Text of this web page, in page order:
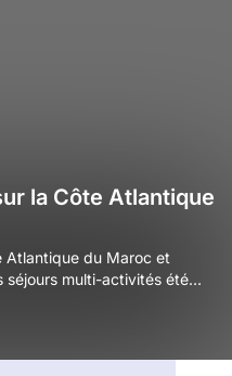
la Côte Atlantique
Atlantique du Maroc et
séjours multi-activités été